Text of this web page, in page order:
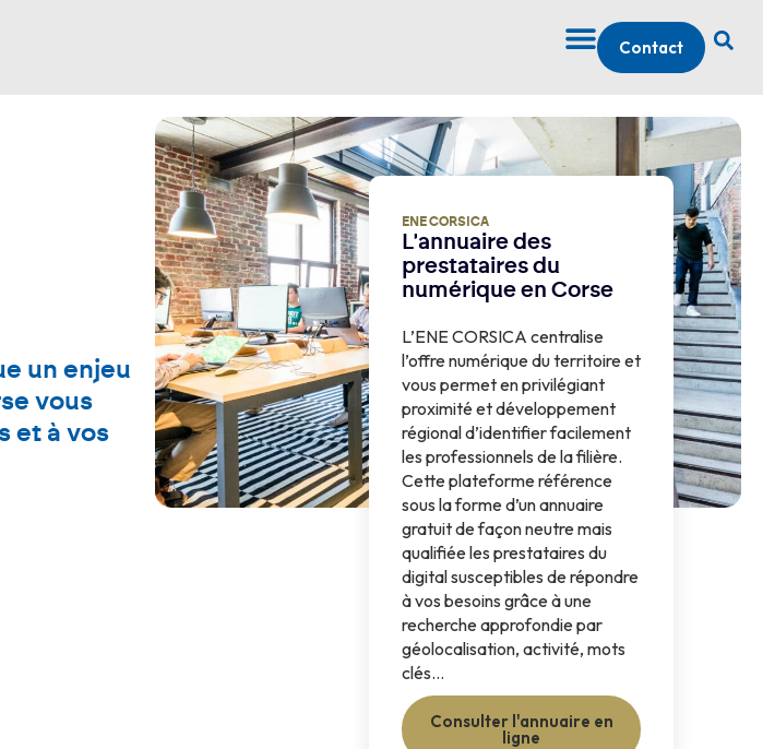
Contact
un enjeu
vous
et à vos
ENE CORSICA
L'annuaire des
prestataires du
numérique en Corse
L’ENE CORSICA centralise
l’offre numérique du territoire et
vous permet en privilégiant
proximité et développement
régional d’identifier facilement
les professionnels de la filière.
Cette plateforme référence
sous la forme d’un annuaire
gratuit de façon neutre mais
qualifiée les prestataires du
digital susceptibles de répondre
à vos besoins grâce à une
recherche approfondie par
géolocalisation, activité, mots
clés…
Consulter l'annuaire en
ligne